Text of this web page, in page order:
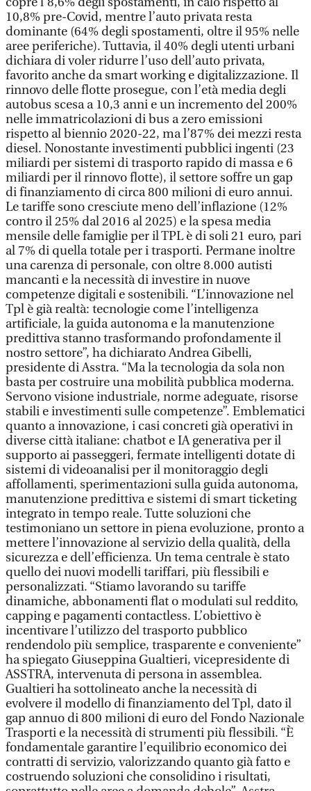
10,8% pre-Covid, mentre l’auto privata resta
dominante (64% degli spostamenti, oltre il 95% nelle
aree periferiche). Tuttavia, il 40% degli utenti urbani
dichiara di voler ridurre l’uso dell’auto privata,
favorito anche da smart working e digitalizzazione. Il
rinnovo delle flotte prosegue, con l’età media degli
autobus scesa a 10,3 anni e un incremento del 200%
nelle immatricolazioni di bus a zero emissioni
rispetto al biennio 2020-22, ma l’87% dei mezzi resta
diesel. Nonostante investimenti pubblici ingenti (23
miliardi per sistemi di trasporto rapido di massa e 6
miliardi per il rinnovo flotte), il settore soffre un gap
di finanziamento di circa 800 milioni di euro annui.
Le tariffe sono cresciute meno dell’inflazione (12%
contro il 25% dal 2016 al 2025) e la spesa media
mensile delle famiglie per il TPL è di soli 21 euro, pari
al 7% di quella totale per i trasporti. Permane inoltre
una carenza di personale, con oltre 8.000 autisti
mancanti e la necessità di investire in nuove
competenze digitali e sostenibili. “L’innovazione nel
Tpl è già realtà: tecnologie come l’intelligenza
artificiale, la guida autonoma e la manutenzione
predittiva stanno trasformando profondamente il
nostro settore”, ha dichiarato Andrea Gibelli,
presidente di Asstra. “Ma la tecnologia da sola non
basta per costruire una mobilità pubblica moderna.
Servono visione industriale, norme adeguate, risorse
stabili e investimenti sulle competenze”. Emblematici
quanto a innovazione, i casi concreti già operativi in
diverse città italiane: chatbot e IA generativa per il
supporto ai passeggeri, fermate intelligenti dotate di
sistemi di videoanalisi per il monitoraggio degli
affollamenti, sperimentazioni sulla guida autonoma,
manutenzione predittiva e sistemi di smart ticketing
integrato in tempo reale. Tutte soluzioni che
testimoniano un settore in piena evoluzione, pronto a
mettere l’innovazione al servizio della qualità, della
sicurezza e dell’efficienza. Un tema centrale è stato
quello dei nuovi modelli tariffari, più flessibili e
personalizzati. “Stiamo lavorando su tariffe
dinamiche, abbonamenti flat o modulati sul reddito,
capping e pagamenti contactless. L’obiettivo è
incentivare l’utilizzo del trasporto pubblico
rendendolo più semplice, trasparente e conveniente”
ha spiegato Giuseppina Gualtieri, vicepresidente di
ASSTRA, intervenuta di persona in assemblea.
Gualtieri ha sottolineato anche la necessità di
evolvere il modello di finanziamento del Tpl, dato il
gap annuo di 800 milioni di euro del Fondo Nazionale
Trasporti e la necessità di strumenti più flessibili. “È
fondamentale garantire l’equilibrio economico dei
contratti di servizio, valorizzando quanto già fatto e
costruendo soluzioni che consolidino i risultati,